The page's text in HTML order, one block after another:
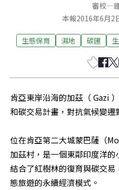
審校—
本報2016年6月2
生態保育 濕地 碳匯
肯亞東岸沿海的加茲（ Gazi
和碳交易計畫，對抗氣候變遷
位在肯亞第二大城蒙巴薩（
加茲村，是一個東鄰印度洋的
結合了紅樹林的復育與碳交
態旅遊的永續經濟模式。